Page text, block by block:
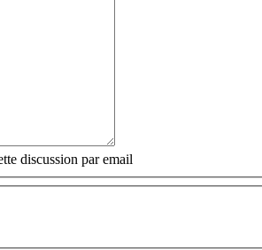
discussion par email